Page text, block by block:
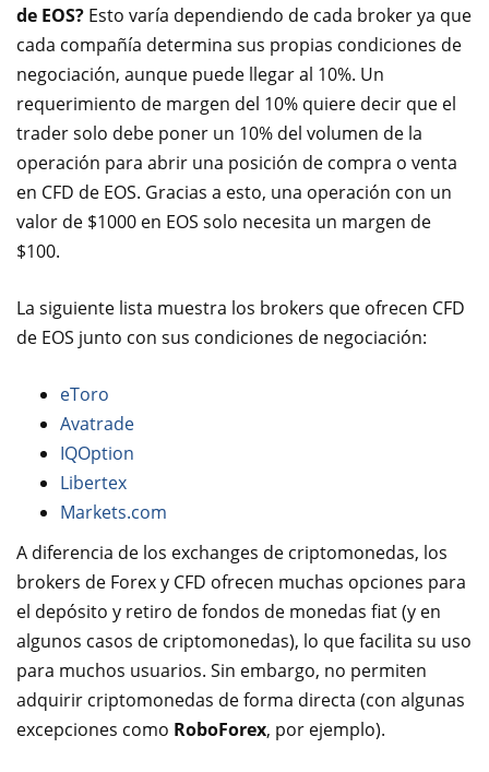
de EOS? Esto varía dependiendo de cada broker ya que
cada compañía determina sus propias condiciones de
negociación, aunque puede llegar al 10%. Un
requerimiento de margen del 10% quiere decir que el
trader solo debe poner un 10% del volumen de la
operación para abrir una posición de compra o venta
en CFD de EOS. Gracias a esto, una operación con un
valor de $1000 en EOS solo necesita un margen de
$100.
La siguiente lista muestra los brokers que ofrecen CFD
de EOS junto con sus condiciones de negociación:
eToro
Avatrade
IQOption
Libertex
Markets.com
A diferencia de los exchanges de criptomonedas, los
brokers de Forex y CFD ofrecen muchas opciones para
el depósito y retiro de fondos de monedas fiat (y en
algunos casos de criptomonedas), lo que facilita su uso
para muchos usuarios. Sin embargo, no permiten
adquirir criptomonedas de forma directa (con algunas
excepciones como RoboForex, por ejemplo).